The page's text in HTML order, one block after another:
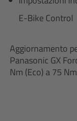
E-Bike Control
Aggiornamento
Panasonic GX
Nm (Eco) a 75